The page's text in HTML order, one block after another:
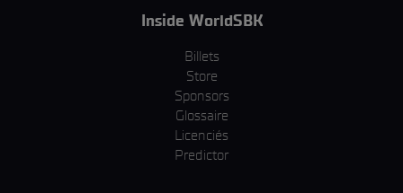
Inside WorldSBK
Billets
Store
Sponsors
Glossaire
Licenciés
Predictor